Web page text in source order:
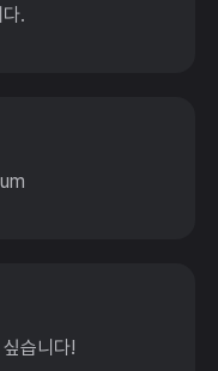
.
습니다!